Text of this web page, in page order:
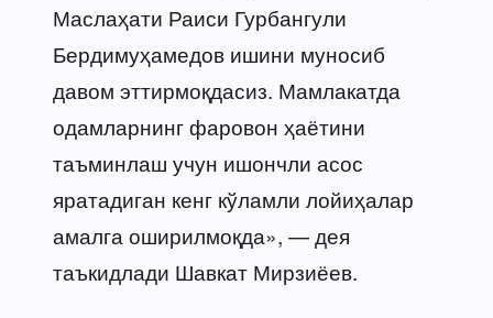
Маслаҳати Раиси Гурбангули
Бердимуҳамедов ишини муносиб
давом эттирмоқдасиз. Мамлакатда
одамларнинг фаровон ҳаётини
таъминлаш учун ишончли асос
яратадиган кенг кўламли лойиҳалар
амалга оширилмоқда», — дея
таъкидлади Шавкат Мирзиёев.